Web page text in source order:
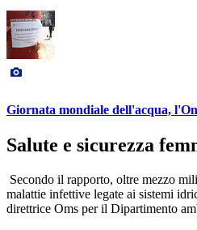
Giornata mondiale dell'acqua,
Salute e sicurezza
Secondo il rapporto, oltre mezzo
malattie infettive legate ai sistemi
direttrice Oms per il Dipartimento